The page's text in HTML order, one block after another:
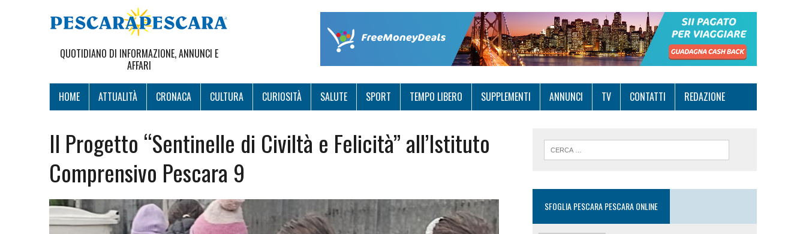
QUOTIDIANO DI INFORMAZIONE, ANNUNCI E
AFFARI
HOME ATTUALITÀ CRONACA CULTURA CURIOSITÀ SALUTE SPORT TEMPO LIBERO SUPPLEMENTI ANNUNCI TV CONTATTI REDAZIONE
Il Progetto “Sentinelle di Civiltà e Felicità” all’Istituto
Comprensivo Pescara 9
SFOGLIA PESCARA PESCARA ONLINE